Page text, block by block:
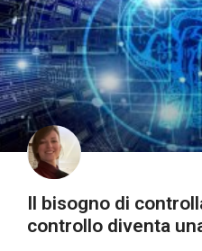
Il bisogno di
controllo diventa